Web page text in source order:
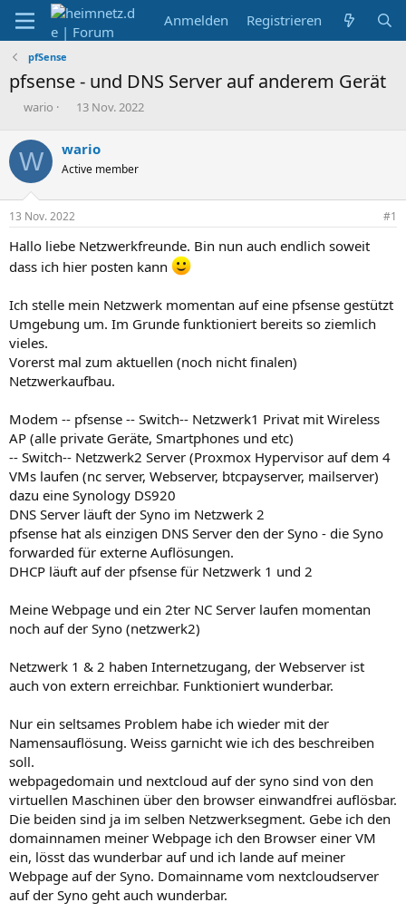
Anmelden Registrieren
pfSense
pfsense - und DNS Server auf anderem Gerät
E
s
t
e
l
l
e
wario
E
t
e
l
m
13 Nov. 2022
W wario
Active member
13 Nov. 2022 #1
Hallo liebe Netzwerkfreunde. Bin nun auch endlich soweit
dass ich hier posten kann
Ich stelle mein Netzwerk momentan auf eine pfsense gestützt
Umgebung um. Im Grunde funktioniert bereits so ziemlich
vieles.
Vorerst mal zum aktuellen (noch nicht finalen)
Netzwerkaufbau.
Modem -- pfsense -- Switch-- Netzwerk1 Privat mit Wireless
AP (alle private Geräte, Smartphones und etc)
-- Switch-- Netzwerk2 Server (Proxmox Hypervisor auf dem 4
VMs laufen (nc server, Webserver, btcpayserver, mailserver)
dazu eine Synology DS920
DNS Server läuft der Syno im Netzwerk 2
pfsense hat als einzigen DNS Server den der Syno - die Syno
forwarded für externe Auflösungen.
DHCP läuft auf der pfsense für Netzwerk 1 und 2
Meine Webpage und ein 2ter NC Server laufen momentan
noch auf der Syno (netzwerk2)
Netzwerk 1 & 2 haben Internetzugang, der Webserver ist
auch von extern erreichbar. Funktioniert wunderbar.
Nur ein seltsames Problem habe ich wieder mit der
Namensauflösung. Weiss garnicht wie ich des beschreiben
soll.
webpagedomain und nextcloud auf der syno sind von den
virtuellen Maschinen über den browser einwandfrei auflösbar.
Die beiden sind ja im selben Netzwerksegment. Gebe ich den
domainnamen meiner Webpage ich den Browser einer VM
ein, lösst das wunderbar auf und ich lande auf meiner
Webpage auf der Syno. Domainname vom nextcloudserver
auf der Syno geht auch wunderbar.